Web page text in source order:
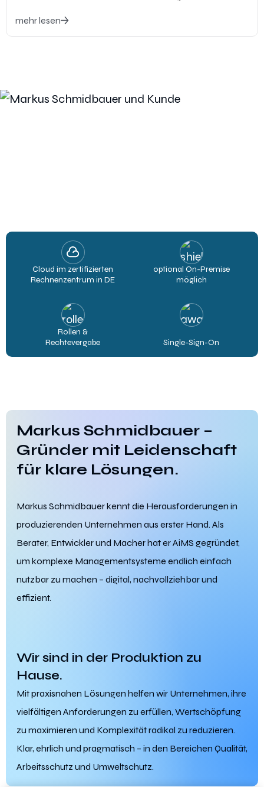
mehr lesen
Cloud im zertifizierten
Rechnenzentrum in DE
optional On-Premise
möglich
Rollen &
Rechtevergabe
Single-Sign-On
Markus Schmidbauer –
Gründer mit Leidenschaft
für klare Lösungen.
Markus Schmidbauer kennt die Herausforderungen in
produzierenden Unternehmen aus erster Hand. Als
Berater, Entwickler und Macher hat er AiMS gegründet,
um komplexe Managementsysteme endlich einfach
nutzbar zu machen – digital, nachvollziehbar und
effizient.
Wir sind in der Produktion zu
Hause.
Mit praxisnahen Lösungen helfen wir Unternehmen, ihre
vielfältigen Anforderungen zu erfüllen, Wertschöpfung
zu maximieren und Komplexität radikal zu reduzieren.
Klar, ehrlich und pragmatisch – in den Bereichen Qualität,
Arbeitsschutz und Umweltschutz.